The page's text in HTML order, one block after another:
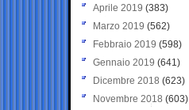
Aprile 2019 (383)
Marzo 2019 (562)
Febbraio 2019 (598)
Gennaio 2019 (641)
Dicembre 2018 (623)
Novembre 2018 (603)